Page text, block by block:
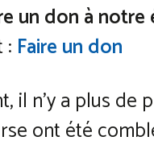
un don à notre
: Faire un don
il n’y a plus
ont été